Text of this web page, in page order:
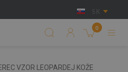
SK
0
VZOR LEOPARDEJ KOŽE